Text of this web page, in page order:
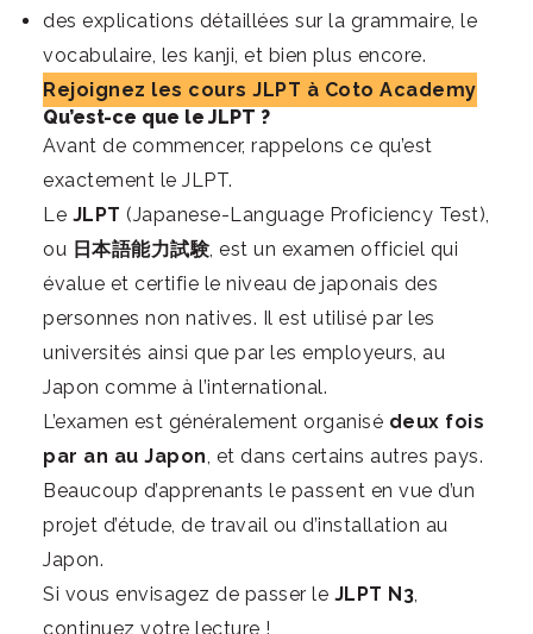
des explications détaillées sur la grammaire, le
vocabulaire, les kanji, et bien plus encore.
Rejoignez les cours JLPT à Coto Academy
Qu’est-ce que le JLPT ?
Avant de commencer, rappelons ce qu’est
exactement le JLPT.
Le JLPT (Japanese-Language Proficiency Test),
ou 日本語能力試験, est un examen officiel qui
évalue et certifie le niveau de japonais des
personnes non natives. Il est utilisé par les
universités ainsi que par les employeurs, au
Japon comme à l’international.
L’examen est généralement organisé deux fois
par an au Japon, et dans certains autres pays.
Beaucoup d’apprenants le passent en vue d’un
projet d’étude, de travail ou d’installation au
Japon.
Si vous envisagez de passer le JLPT N3,
continuez votre lecture !